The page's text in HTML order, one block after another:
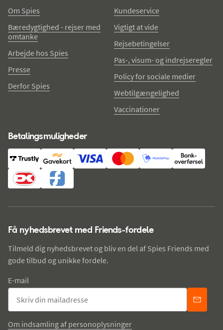
Om Spies
Bæredygtighed - rejser med
omtanke
Arbejde hos Spies
Presse
Derfor Spies
Kundeservice
Vigtigt at vide
Rejsebetingelser
Pas-, visum- og indrejseregler
Policy for sociale medier
Webtilgængelighed
Vaccinationer
Betalingsmuligheder
Få nyhedsbrevet med Friends-fordele
Tilmeld dig nyhedsbrevet og bliv en del af Spies Friends med
gode tilbud og unikke fordele.
E-mail
Om indsamling af personoplysninger